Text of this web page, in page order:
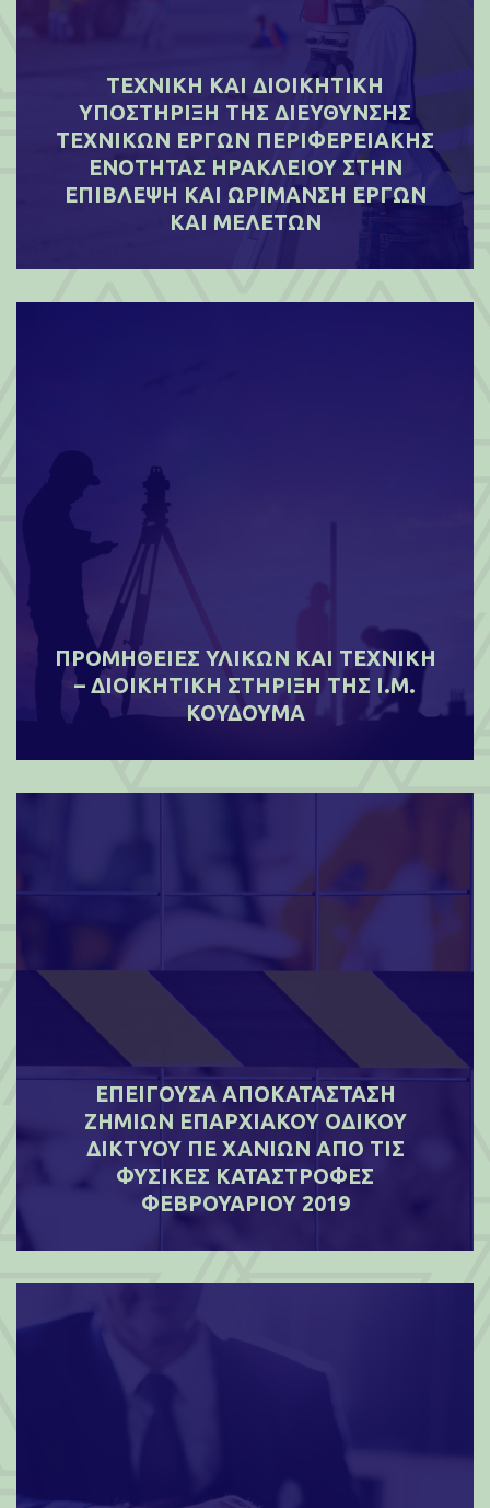
ΤΕΧΝΙΚΗ ΚΑΙ ΔΙΟΙΚΗΤΙΚΗ
ΥΠΟΣΤΗΡΙΞΗ ΤΗΣ ΔΙΕΥΘΥΝΣΗΣ
ΤΕΧΝΙΚΩΝ ΕΡΓΩΝ ΠΕΡΙΦΕΡΕΙΑΚΗΣ
ΕΝΟΤΗΤΑΣ ΗΡΑΚΛΕΙΟΥ ΣΤΗΝ
ΕΠΙΒΛΕΨΗ ΚΑΙ ΩΡΙΜΑΝΣΗ ΕΡΓΩΝ
ΚΑΙ ΜΕΛΕΤΩΝ
ΠΡΟΜΗΘΕΙΕΣ ΥΛΙΚΩΝ ΚΑΙ ΤΕΧΝΙΚΗ
– ΔΙΟΙΚΗΤΙΚΗ ΣΤΗΡΙΞΗ ΤΗΣ Ι.Μ.
ΚΟΥΔΟΥΜΑ
ΕΠΕΙΓΟΥΣΑ ΑΠΟΚΑΤΑΣΤΑΣΗ
ΖΗΜΙΩΝ ΕΠΑΡΧΙΑΚΟΥ ΟΔΙΚΟΥ
ΔΙΚΤΥΟΥ ΠΕ ΧΑΝΙΩΝ ΑΠΟ ΤΙΣ
ΦΥΣΙΚΕΣ ΚΑΤΑΣΤΡΟΦΕΣ
ΦΕΒΡΟΥΑΡΙΟΥ 2019